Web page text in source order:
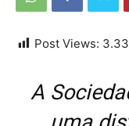
Post Views:
A